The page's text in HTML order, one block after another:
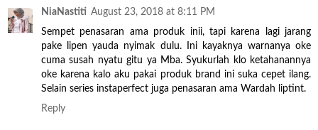
NiaNastiti August 23, 2018 at 8:11 PM
Sempet penasaran ama produk inii, tapi karena lagi jarang
pake lipen yauda nyimak dulu. Ini kayaknya warnanya oke
cuma susah nyatu gitu ya Mba. Syukurlah klo ketahanannya
oke karena kalo aku pakai produk brand ini suka cepet ilang.
Selain series instaperfect juga penasaran ama Wardah liptint.
Reply